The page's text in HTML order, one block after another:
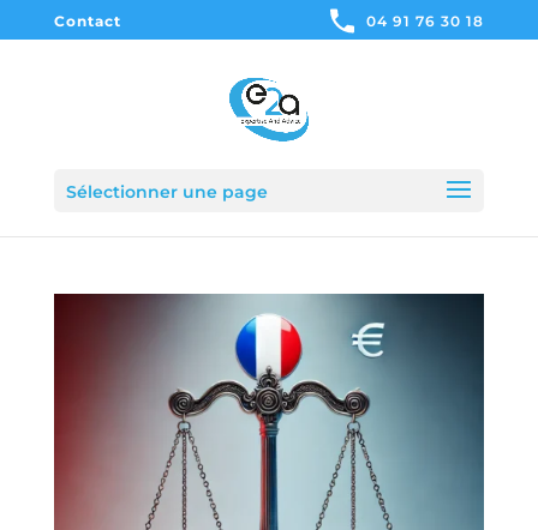
Contact 04 91 76 30 18
Sélectionner une page